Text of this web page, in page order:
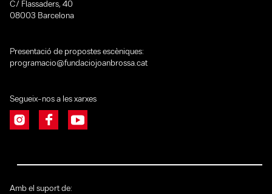
C/ Flassaders, 40
08003 Barcelona
Presentació de propostes escèniques:
programacio@fundaciojoanbrossa.cat
Segueix-nos a les xarxes
Amb el suport de: